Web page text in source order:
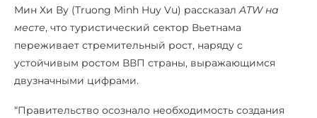
Мин Хи Ву (Truong Minh Huy Vu) рассказалATW на
месте, что туристический сектор Вьетнама
переживает стремительный рост, наряду с
устойчивым ростом ВВП страны, выражающимся
двузначными цифрами.
“Правительство осознало необходимость создания